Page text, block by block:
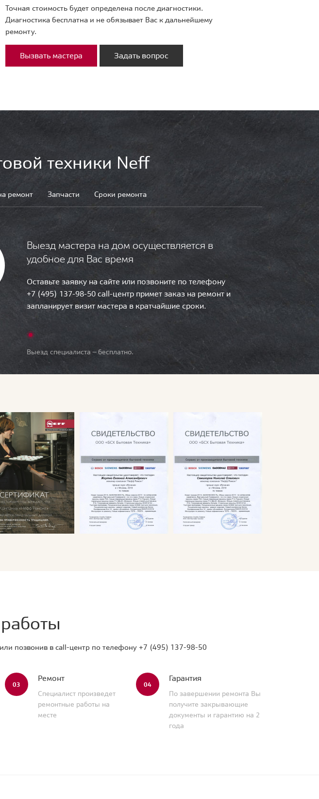
Точная стоимость будет определена после диагностики.
Диагностика бесплатна и не обязывает Вас к дальнейшему
ремонту.
Вызвать мастера Задать вопрос
техники Neff
ремонт Запчасти Сроки ремонта
Выезд мастера на дом осуществляется в
удобное для Вас время
Оставьте заявку на сайте или позвоните по телефону
+7 (495) 137-98-50 call-центр примет заказ на ремонт и
запланирует визит мастера в кратчайшие сроки.
Выезд специалиста — бесплатно.
позвонив в call-центр по телефону +7 (495) 137-98-50
03
Ремонт
Специалист произведет
ремонтные работы на
месте
04
Гарантия
По завершении ремонта Вы
получите закрывающие
документы и гарантию на 2
года